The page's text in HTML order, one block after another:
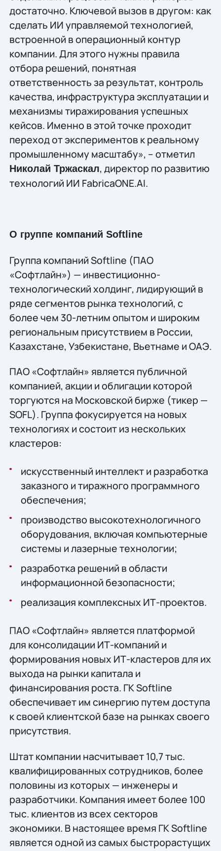
достаточно. Ключевой вызов в другом: как
сделать ИИ управляемой технологией,
встроенной в операционный контур
компании. Для этого нужны правила
отбора решений, понятная
ответственность за результат, контроль
качества, инфраструктура эксплуатации и
механизмы тиражирования успешных
кейсов. Именно в этой точке проходит
переход от экспериментов к реальному
промышленному масштабу», – отметил
Николай Тржаскал, директор по развитию
технологий ИИ FabricaONE.AI.
О группе компаний Softline
Группа компаний Softline (ПАО
«Софтлайн») — инвестиционно-
технологический холдинг, лидирующий в
ряде сегментов рынка технологий, c
более чем 30-летним опытом и широким
региональным присутствием в России,
Казахстане, Узбекистане, Вьетнаме и ОАЭ.
ПАО «Софтлайн» является публичной
компанией, акции и облигации которой
торгуются на Московской бирже (тикер —
SOFL). Группа фокусируется на новых
технологиях и состоит из нескольких
кластеров:
искусственный интеллект и разработка
заказного и тиражного программного
обеспечения;
производство высокотехнологичного
оборудования, включая компьютерные
системы и лазерные технологии;
разработка решений в области
информационной безопасности;
реализация комплексных ИТ-проектов.
ПАО «Софтлайн» является платформой
для консолидации ИТ-компаний и
формирования новых ИТ-кластеров для их
выхода на рынки капитала и
финансирования роста. ГК Softline
обеспечивает им синергию путем доступа
к своей клиентской базе на рынках своего
присутствия.
Штат компании насчитывает 10,7 тыс.
квалифицированных сотрудников, более
половины из которых — инженеры и
разработчики. Компания имеет более 100
тыс. клиентов из всех секторов
экономики. В настоящее время ГК Softline
является одной из самых быстрорастущих